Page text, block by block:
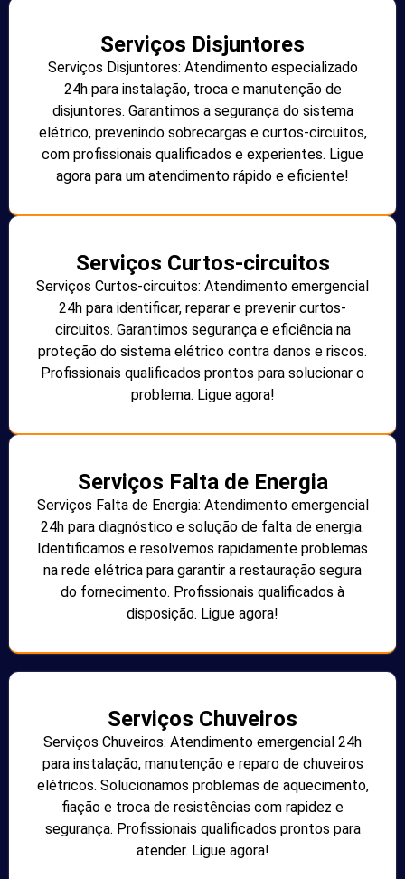
Serviços Disjuntores
Serviços Disjuntores: Atendimento especializado
24h para instalação, troca e manutenção de
disjuntores. Garantimos a segurança do sistema
elétrico, prevenindo sobrecargas e curtos-circuitos,
com profissionais qualificados e experientes. Ligue
agora para um atendimento rápido e eficiente!
Serviços Curtos-circuitos
Serviços Curtos-circuitos: Atendimento emergencial
24h para identificar, reparar e prevenir curtos-
circuitos. Garantimos segurança e eficiência na
proteção do sistema elétrico contra danos e riscos.
Profissionais qualificados prontos para solucionar o
problema. Ligue agora!
Serviços Falta de Energia
Serviços Falta de Energia: Atendimento emergencial
24h para diagnóstico e solução de falta de energia.
Identificamos e resolvemos rapidamente problemas
na rede elétrica para garantir a restauração segura
do fornecimento. Profissionais qualificados à
disposição. Ligue agora!
Serviços Chuveiros
Serviços Chuveiros: Atendimento emergencial 24h
para instalação, manutenção e reparo de chuveiros
elétricos. Solucionamos problemas de aquecimento,
fiação e troca de resistências com rapidez e
segurança. Profissionais qualificados prontos para
atender. Ligue agora!